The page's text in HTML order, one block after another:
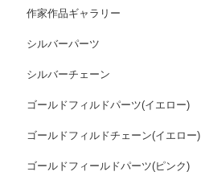
作家作品ギャラリー
シルバーパーツ
シルバーチェーン
ゴールドフィルドパーツ(イエロー)
ゴールドフィルドチェーン(イエロー)
ゴールドフィールドパーツ(ピンク)